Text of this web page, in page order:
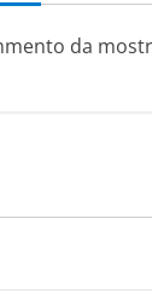
da